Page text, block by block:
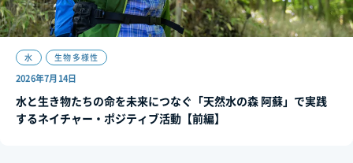
水 生物多様性
2026年7月14日
水と生き物たちの命を未来につなぐ「天然水の森 阿蘇」で実践
するネイチャー・ポジティブ活動【前編】